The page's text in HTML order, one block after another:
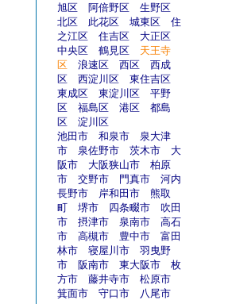
旭区
阿倍野区
生野区
北区
此花区 城東区
住
之江区
住吉区
大正区
中央区
鶴見区
天王寺
区
浪速区 西区
西成
区
西淀川区
東住吉区
東成区
東淀川区
平野
区
福島区 港区
都島
区
淀川区
池田市
和泉市
泉大津
市
泉佐野市 茨木市
大
阪市
大阪狭山市
柏原
市
交野市 門真市
河内
長野市
岸和田市
熊取
町
堺市 四条畷市
吹田
市
摂津市 泉南市
高石
市
高槻市 豊中市
富田
林市
寝屋川市
羽曳野
市
阪南市 東大阪市
枚
方市
藤井寺市
松原市
箕面市
守口市 八尾市